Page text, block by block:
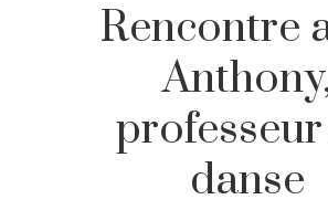
Rencontre
danse